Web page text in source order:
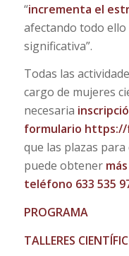
“incrementa el
afectando todo ello
significativa”.
Todas las
cargo de mujeres
necesaria
formulario https://
que las plazas para
puede obtener
teléfono 633 535
PROGRAMA
TALLERES